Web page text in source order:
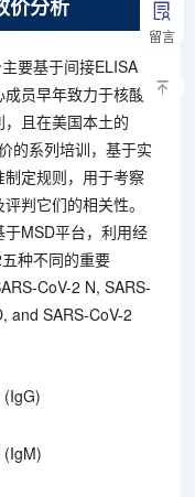
留言
价分析
要基于间接ELISA
员早年致力于核酸
且在美国本土的
的系列培训，基于实
定规则，用于考察
判它们的相关性。
MSD平台，利用经
种不同的重要
CoV-2 N, SARS-
and SARS-CoV-2